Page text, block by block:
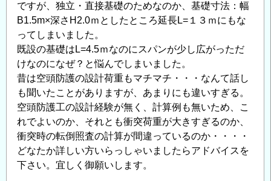
オ
ー
プ
ン
レ
ク
チ
ャ
の
ですが、独立・直接基礎のためなのか、基礎寸法：幅
B1.5m×深さH2.0ｍとしたところ延長L=１３ｍにもな
ってしまいました。
既設の基礎はL=4.5ｍなのにスパンが少し広がっただ
けなのになぜ？と悩んでしまいました。
昔は空頭防護の設計荷重もマチマチ・・・なんて話し
も聞いたことがありますが、あまりにも違いすぎる。
空頭防護工の設計経験が無く、計算例も無いため、こ
れでよいのか、それとも衝突荷重が大きすぎるのか、
衝突時の転倒照査の計算が間違っているのか・・・・
どなたか詳しい方いらっしゃいましたらアドバイスを
下さい。宜しく御願いします。